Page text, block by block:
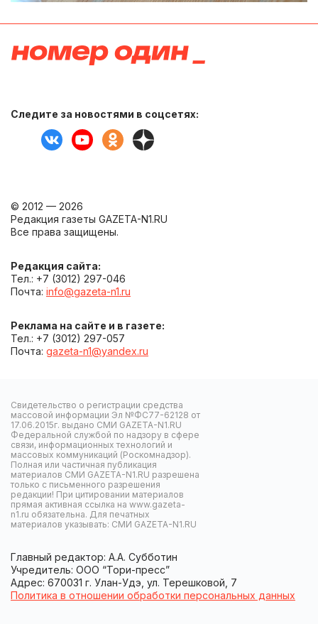
Следите за новостями в соцсетях:
© 2012 — 2026
Редакция газеты GAZETA-N1.RU
Все права защищены.
Редакция сайта:
Тел.: +7 (3012) 297-046
Почта: info@gazeta-n1.ru
Реклама на сайте и в газете:
Тел.: +7 (3012) 297-057
Почта: gazeta-n1@yandex.ru
Свидетельство о регистрации средства
массовой информации Эл №ФС77-62128 от
17.06.2015г. выдано СМИ GAZETA-N1.RU
Федеральной службой по надзору в сфере
связи, информационных технологий и
массовых коммуникаций (Роскомнадзор).
Полная или частичная публикация
материалов СМИ GAZETA-N1.RU разрешена
только с письменного разрешения
редакции! При цитировании материалов
прямая активная ссылка на www.gazeta-
n1.ru обязательна. Для печатных
материалов указывать: СМИ GAZETA-N1.RU
Главный редактор: А.А. Субботин
Учредитель: ООО “Тори-пресс”
Адрес: 670031 г. Улан-Удэ, ул. Терешковой, 7
Политика в отношении обработки персональных данных